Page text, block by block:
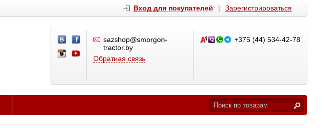
Вход для покупателей | Зарегистрироваться
sazshop@smorgon-
tractor.by
Обратная связь
+375 (44) 534-42-78